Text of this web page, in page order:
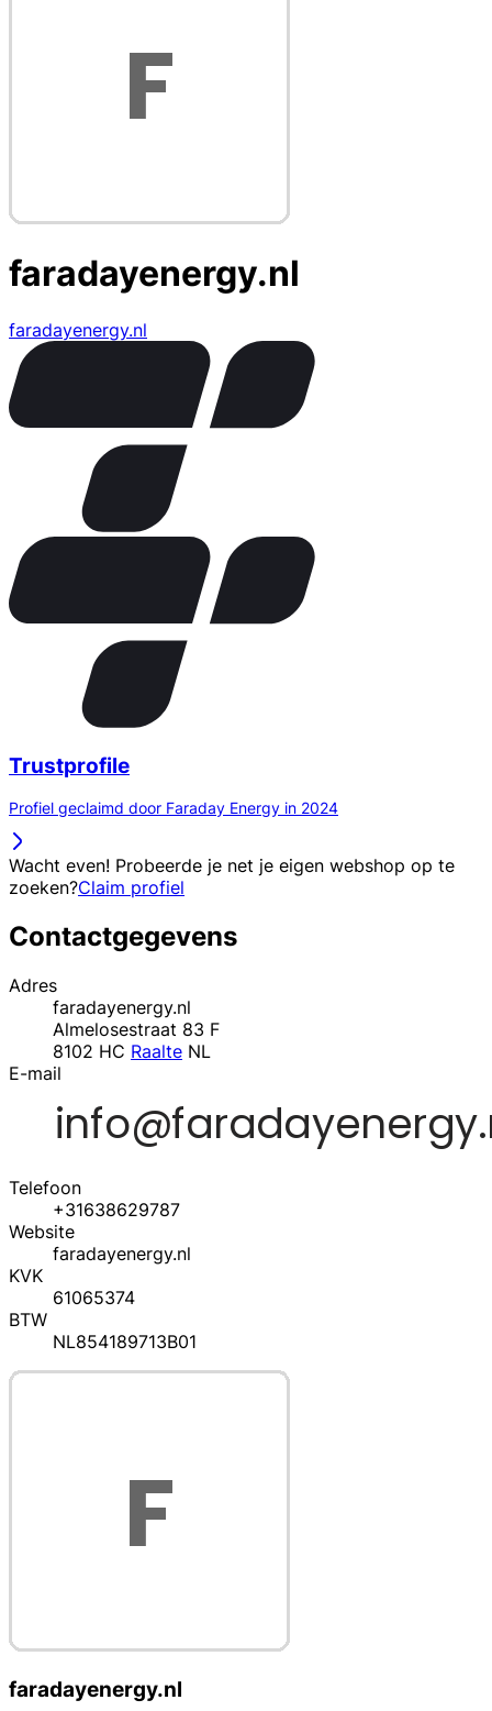
faradayenergy.nl
faradayenergy.nl
Trustprofile
Profiel geclaimd door Faraday Energy in 2024
Wacht even! Probeerde je net je eigen webshop op te
zoeken?Claim profiel
Contactgegevens
Adres
faradayenergy.nl
Almelosestraat 83 F
8102 HC Raalte NL
E-mail
Telefoon
+31638629787
Website
faradayenergy.nl
KVK
61065374
BTW
NL854189713B01
faradayenergy.nl